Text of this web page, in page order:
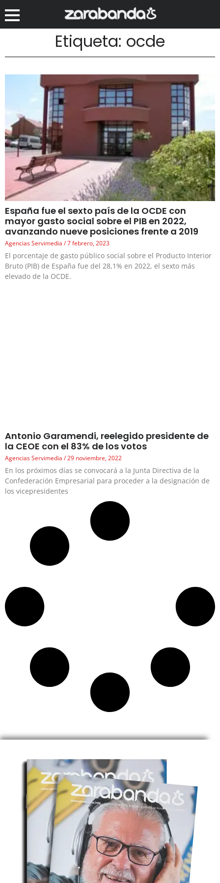
Etiqueta: ocde
España fue el sexto país de la OCDE con
mayor gasto social sobre el PIB en 2022,
avanzando nueve posiciones frente a 2019
Agencias Servimedia 7 febrero, 2023
El porcentaje de gasto público social sobre el Producto Interior
Bruto (PIB) de España fue del 28,1% en 2022, el sexto más
elevado de la OCDE.
Antonio Garamendi, reelegido presidente de
la CEOE con el 83% de los votos
Agencias Servimedia 29 noviembre, 2022
En los próximos días se convocará a la Junta Directiva de la
Confederación Empresarial para proceder a la designación de
los vicepresidentes